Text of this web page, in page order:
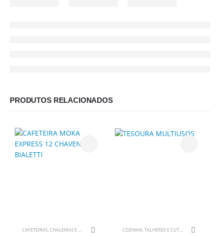
PRODUTOS RELACIONADOS
CAFETEIRAS, CHALEIRAS E ACESSÓRIOS COZINHACOZINHA,TALHERES E CUTELARIAS